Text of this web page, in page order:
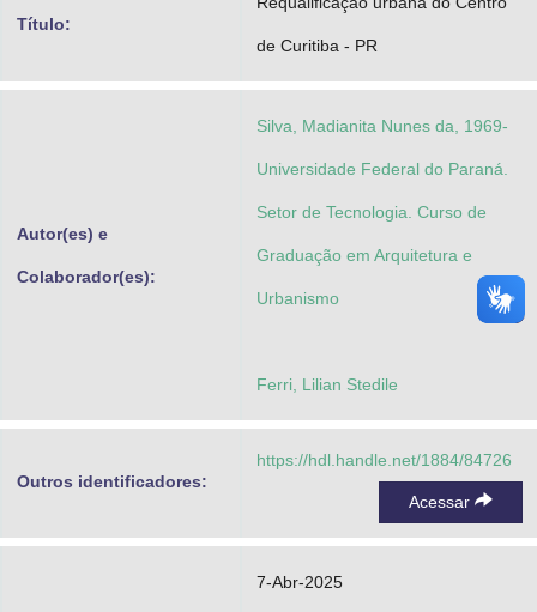
Título:
de Curitiba - PR
Autor(es) e
Colaborador(es):
Silva, Madianita Nunes da, 1969-
Universidade Federal do Paraná.
Setor de Tecnologia. Curso de
Graduação em Arquitetura e
Urbanismo
Ferri, Lilian Stedile
Outros identificadores:
https://hdl.handle.net/1884/84726
Acessar
7-Abr-2025